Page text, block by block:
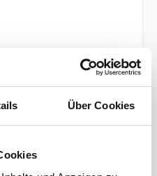
Über Cookies